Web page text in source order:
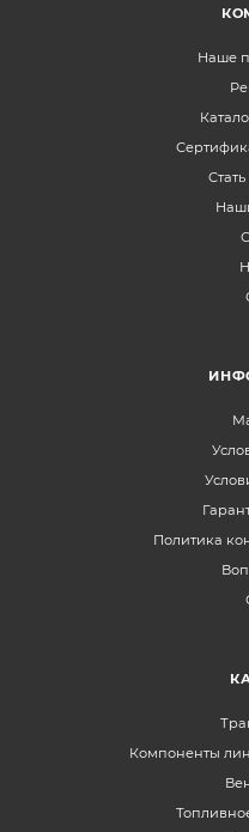
Наше
Политика
Компоненты